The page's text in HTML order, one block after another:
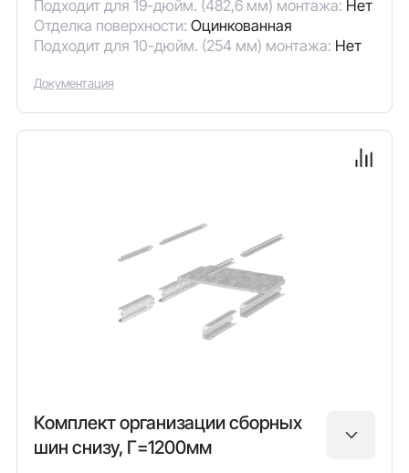
Подходит для 19-дюйм. (482,6 мм) монтажа: Нет
Отделка поверхности: Оцинкованная
Подходит для 10-дюйм. (254 мм) монтажа: Нет
Документация
Комплект организации сборных
шин снизу, Г=1200мм